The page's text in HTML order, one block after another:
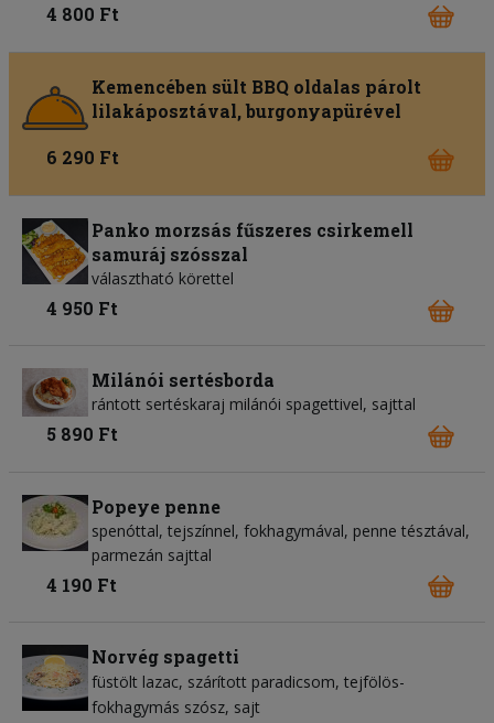
4 800 Ft
Kemencében sült BBQ oldalas párolt
lilakáposztával, burgonyapürével
6 290 Ft
Panko morzsás fűszeres csirkemell
samuráj szósszal
választható körettel
4 950 Ft
Milánói sertésborda
rántott sertéskaraj milánói spagettivel, sajttal
5 890 Ft
Popeye penne
spenóttal, tejszínnel, fokhagymával, penne tésztával,
parmezán sajttal
4 190 Ft
Norvég spagetti
füstölt lazac szárított paradicsom tejfölös-
fokhagymás szósz sajt